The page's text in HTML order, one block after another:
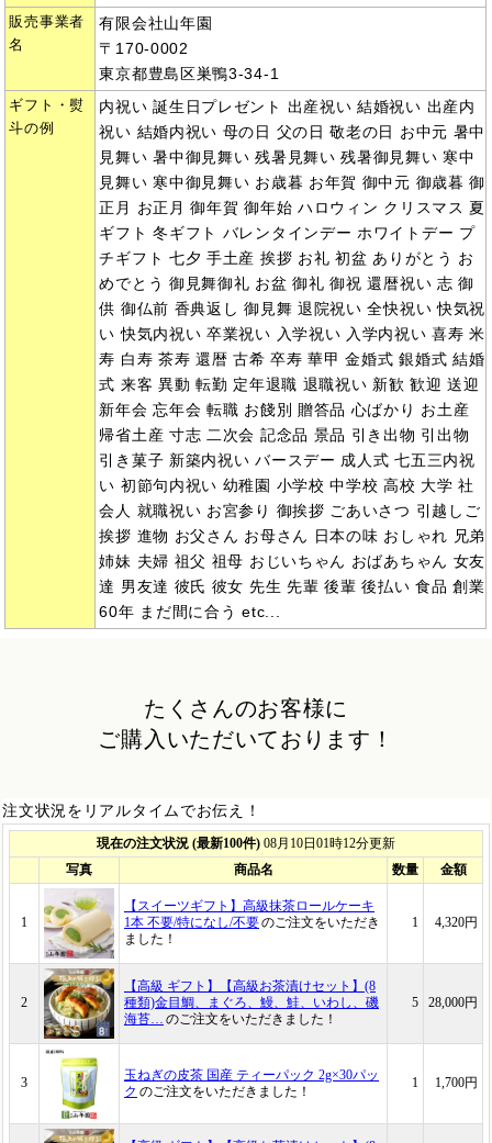
販売事業者
名
有限会社山年園
〒170-0002
東京都豊島区巣鴨3-34-1
ギフト・熨
斗の例
内祝い 誕生日プレゼント 出産祝い 結婚祝い 出産内
祝い 結婚内祝い 母の日 父の日 敬老の日 お中元 暑中
見舞い 暑中御見舞い 残暑見舞い 残暑御見舞い 寒中
見舞い 寒中御見舞い お歳暮 お年賀 御中元 御歳暮 御
正月 お正月 御年賀 御年始 ハロウィン クリスマス 夏
ギフト 冬ギフト バレンタインデー ホワイトデー プ
チギフト 七夕 手土産 挨拶 お礼 初盆 ありがとう お
めでとう 御見舞御礼 お盆 御礼 御祝 還暦祝い 志 御
供 御仏前 香典返し 御見舞 退院祝い 全快祝い 快気祝
い 快気内祝い 卒業祝い 入学祝い 入学内祝い 喜寿 米
寿 白寿 茶寿 還暦 古希 卒寿 華甲 金婚式 銀婚式 結婚
式 来客 異動 転勤 定年退職 退職祝い 新歓 歓迎 送迎
新年会 忘年会 転職 お餞別 贈答品 心ばかり お土産
帰省土産 寸志 二次会 記念品 景品 引き出物 引出物
引き菓子 新築内祝い バースデー 成人式 七五三内祝
い 初節句内祝い 幼稚園 小学校 中学校 高校 大学 社
会人 就職祝い お宮参り 御挨拶 ごあいさつ 引越しご
挨拶 進物 お父さん お母さん 日本の味 おしゃれ 兄弟
姉妹 夫婦 祖父 祖母 おじいちゃん おばあちゃん 女友
達 男友達 彼氏 彼女 先生 先輩 後輩 後払い 食品 創業
60年 まだ間に合う etc...
たくさんのお客様に
ご購入いただいております！
注文状況をリアルタイムでお伝え！